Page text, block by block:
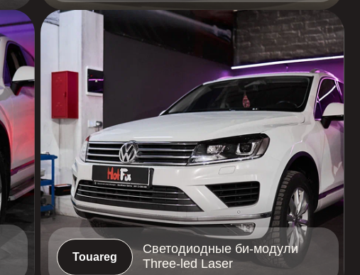
Touareg
Светодиодные би-модули
Three-led Laser